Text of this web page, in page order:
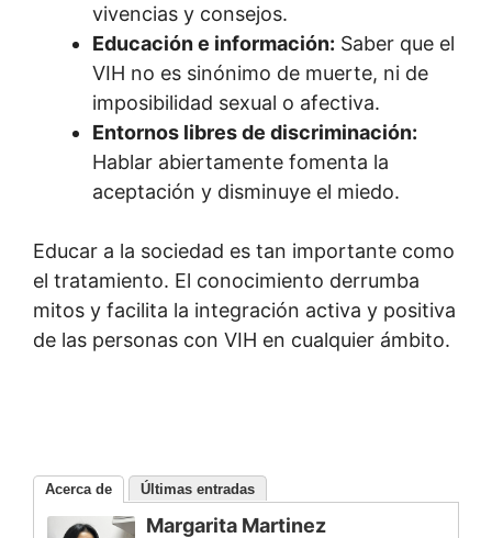
vivencias y consejos.
Educación e información: Saber que el
VIH no es sinónimo de muerte, ni de
imposibilidad sexual o afectiva.
Entornos libres de discriminación:
Hablar abiertamente fomenta la
aceptación y disminuye el miedo.
Educar a la sociedad es tan importante como
el tratamiento. El conocimiento derrumba
mitos y facilita la integración activa y positiva
de las personas con VIH en cualquier ámbito.
Acerca de Últimas entradas
Margarita Martinez